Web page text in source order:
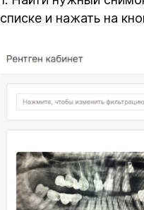
списке и нажать на